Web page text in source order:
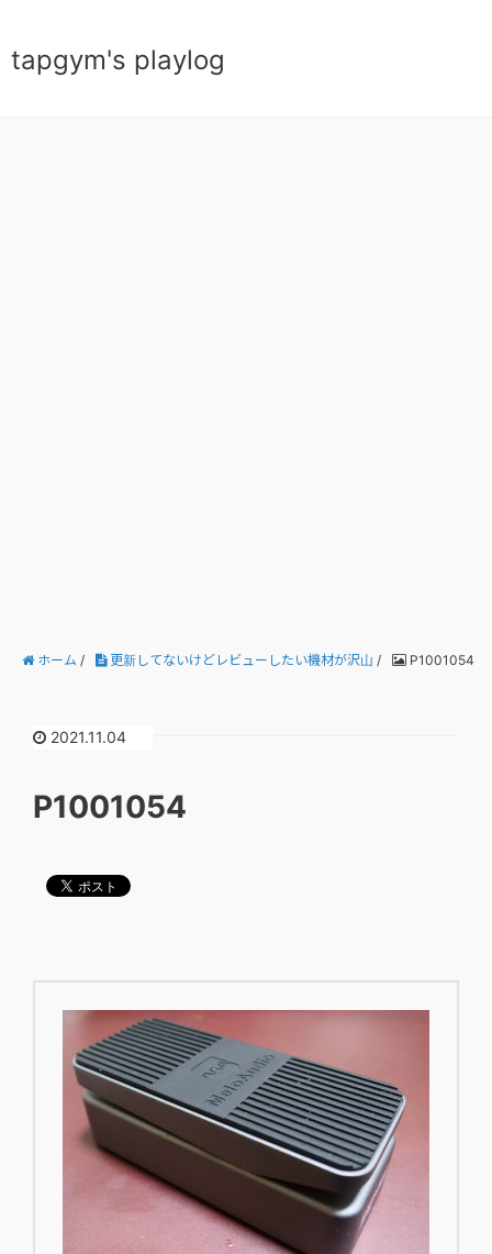
tapgym's playlog
ホーム / 更新してないけどレビューしたい機材が沢山 / P1001054
2021.11.04
P1001054